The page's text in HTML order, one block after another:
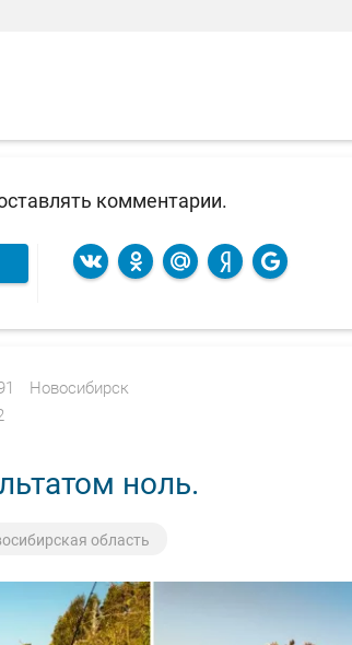
комментарии.
Новосибирск
ноль.
область